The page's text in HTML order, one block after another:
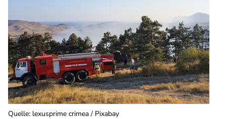
Quelle: lexusprime crimea / Pixabay